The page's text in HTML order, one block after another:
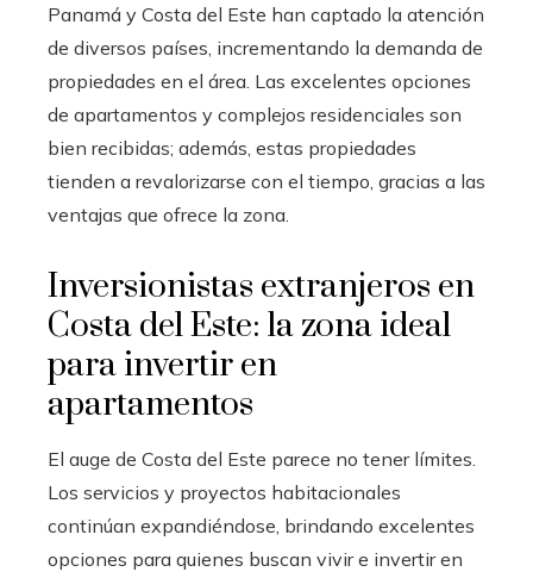
Panamá y Costa del Este han captado la atención
de diversos países, incrementando la demanda de
propiedades en el área. Las excelentes opciones
de apartamentos y complejos residenciales son
bien recibidas; además, estas propiedades
tienden a revalorizarse con el tiempo, gracias a las
ventajas que ofrece la zona.
Inversionistas extranjeros en
Costa del Este: la zona ideal
para invertir en
apartamentos
El auge de Costa del Este parece no tener límites.
Los servicios y proyectos habitacionales
continúan expandiéndose, brindando excelentes
opciones para quienes buscan vivir e invertir en